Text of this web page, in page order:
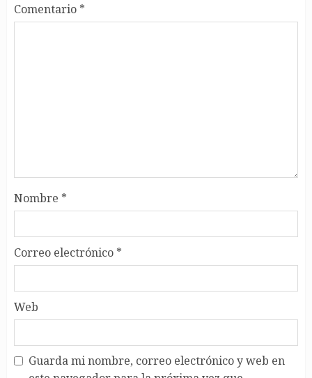
Comentario *
Nombre *
Correo electrónico *
Web
Guarda mi nombre, correo electrónico y web en